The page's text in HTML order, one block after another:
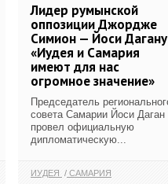
Лидер румынской
оппозиции Джордже
Симион — Йоси
«Иудея и Самария
имеют для нас
огромное значение»
Председатель
совета Самарии Йоси Даган
провел официальную
дипломатическую...
ИУДЕЯ САМАРИЯ